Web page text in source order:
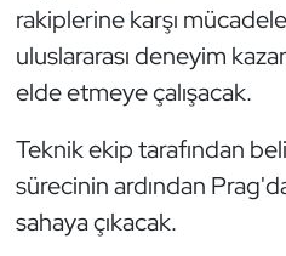
rakiplerine karşı
uluslararası deneyim
elde etmeye çalışacak.
Teknik ekip tarafından
sürecinin ardından
sahaya çıkacak.
İşitme Engelli
Judo ve Kuraş
Kano ve Rafting
Karate